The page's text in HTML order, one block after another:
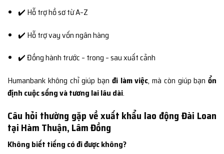
✔️ Hỗ trợ hồ sơ từ A–Z
✔️ Hỗ trợ vay vốn ngân hàng
✔️ Đồng hành trước – trong – sau xuất cảnh
Humanbank không chỉ giúp bạn đi làm việc, mà còn giúp bạn ổn
định cuộc sống và tương lai lâu dài.
Câu hỏi thường gặp về xuất khẩu lao động Đài Loan
tại Hàm Thuận, Lâm Đồng
Không biết tiếng có đi được không?